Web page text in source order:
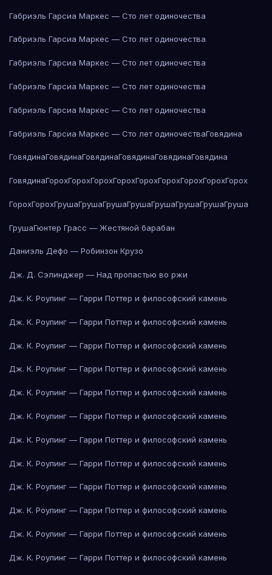
Габриэль Гарсиа Маркес — Сто лет одиночества
Габриэль Гарсиа Маркес — Сто лет одиночества
Габриэль Гарсиа Маркес — Сто лет одиночества
Габриэль Гарсиа Маркес — Сто лет одиночества
Габриэль Гарсиа Маркес — Сто лет одиночества
Габриэль Гарсиа Маркес — Сто лет одиночестваГовядина
ГовядинаГовядинаГовядинаГовядинаГовядинаГовядина
ГовядинаГорохГорохГорохГорохГорохГорохГорохГорохГорох
ГорохГорохГрушаГрушаГрушаГрушаГрушаГрушаГрушаГруша
ГрушаГюнтер Грасс — Жестяной барабан
Даниэль Дефо — Робинзон Крузо
Дж. Д. Сэлинджер — Над пропастью во ржи
Дж. К. Роулинг — Гарри Поттер и философский камень
Дж. К. Роулинг — Гарри Поттер и философский камень
Дж. К. Роулинг — Гарри Поттер и философский камень
Дж. К. Роулинг — Гарри Поттер и философский камень
Дж. К. Роулинг — Гарри Поттер и философский камень
Дж. К. Роулинг — Гарри Поттер и философский камень
Дж. К. Роулинг — Гарри Поттер и философский камень
Дж. К. Роулинг — Гарри Поттер и философский камень
Дж. К. Роулинг — Гарри Поттер и философский камень
Дж. К. Роулинг — Гарри Поттер и философский камень
Дж. К. Роулинг — Гарри Поттер и философский камень
Дж. К. Роулинг — Гарри Поттер и философский камень